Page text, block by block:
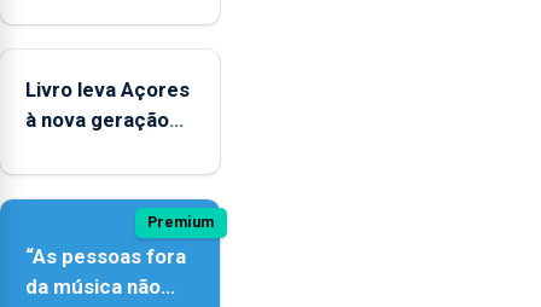
novos
Livro leva Açores
à nova geração
Premium
“As pessoas fora
da música não